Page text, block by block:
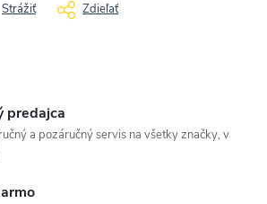
Strážiť Zdieľať
predajca
a pozáručný servis na všetky značky, v